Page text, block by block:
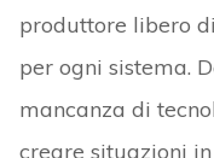
produttore libero
per ogni sistema.
mancanza di
creare situazioni